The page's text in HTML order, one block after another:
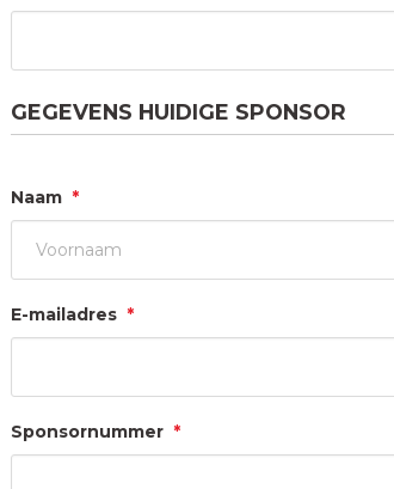
GEGEVENS HUIDIGE SPONSOR
Naam *
E-mailadres *
Sponsornummer *